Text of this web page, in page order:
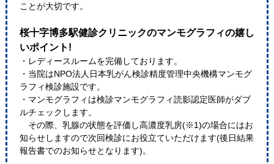
ことが大切です。
桜十字博多駅健診クリニックのマンモグラフィの嬉し
いポイント!
・レディースルームを完備しております。
・当院はNPO法人日本乳がん検診精度管理中央機構マンモグ
ラフィ検診施設です。
・マンモグラフィは検診マンモグラフィ読影認定医師がダブ
ルチェックします。
その際、乳腺の状態を評価し高濃度乳房(※1)の場合にはお
知らせしますので次回検診にお役立ていただけます(後日結果
報告書でのお知らせとなります)。